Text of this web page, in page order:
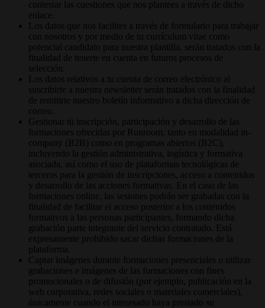
contestar las cuestiones que nos plantees a través de dicho
enlace.
Los datos que nos facilites a través de formulario para trabajar
con nosotros y por medio de tu currículum vitae como
potencial candidato para nuestra plantilla, serán tratados con la
finalidad de tenerte en cuenta en futuros procesos de
selección.
Los datos relativos a tu cuenta de correo electrónico al
suscribirte a nuestra newsletter serán tratados con la finalidad
de remitirte nuestro boletín informativo a dicha dirección de
correo.
Gestionar tú inscripción, participación y desarrollo de las
formaciones ofrecidas por Runroom, tanto en modalidad in-
company (B2B) como en programas abiertos (B2C),
incluyendo la gestión administrativa, logística y formativa
asociada, así como el uso de plataformas tecnológicas de
terceros para la gestión de inscripciones, acceso a contenidos
y desarrollo de las acciones formativas. En el caso de las
formaciones online, las sesiones podrán ser grabadas con la
finalidad de facilitar el acceso posterior a los contenidos
formativos a las personas participantes, formando dicha
grabación parte integrante del servicio contratado. Está
expresamente prohibido sacar dichas formaciones de la
plataforma.
Captar imágenes durante formaciones presenciales o utilizar
grabaciones e imágenes de las formaciones con fines
promocionales o de difusión (por ejemplo, publicación en la
web corporativa, redes sociales o materiales comerciales),
únicamente cuando el interesado haya prestado su